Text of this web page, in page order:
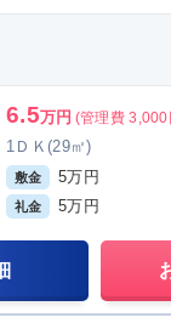
6.5万円 (管理費 3,000
1ＤＫ(29㎡)
敷金 5万円
礼金 5万円